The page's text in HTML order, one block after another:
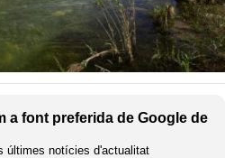
a font preferida de Google de
últimes notícies d'actualitat